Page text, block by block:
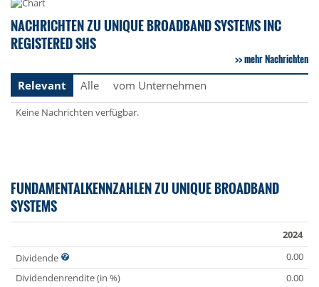
NACHRICHTEN ZU UNIQUE BROADBAND SYSTEMS INC
REGISTERED SHS
mehr Nachrichten
Relevant
Alle vom Unternehmen
Keine Nachrichten verfügbar.
FUNDAMENTALKENNZAHLEN ZU UNIQUE BROADBAND
SYSTEMS
2024
Dividende
0.00
Dividendenrendite (in %)
0.00